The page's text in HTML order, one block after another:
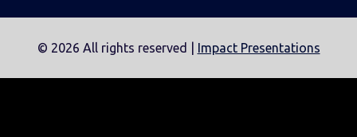
© 2026 All rights reserved | Impact Presentations